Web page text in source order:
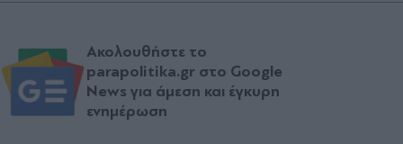
Ακολουθήστε το
parapolitika.gr στο Google
News για άμεση και έγκυρη
ενημέρωση